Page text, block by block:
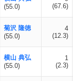
(55.0)
(67.6)
菊沢 隆徳
(55.0)
4
(12.3)
横山 典弘
(55.0)
1
(2.3)